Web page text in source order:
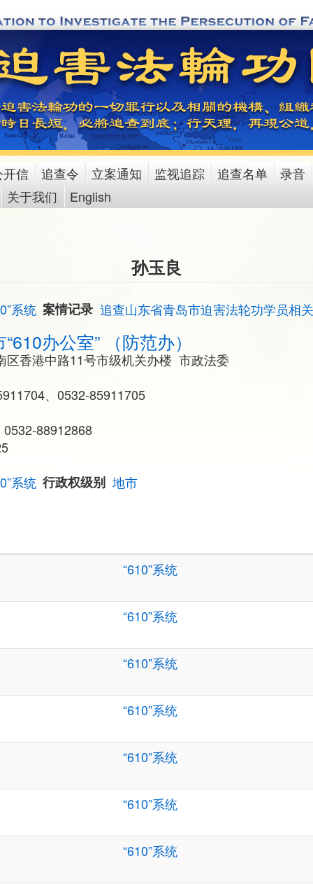
开信 追查令 立案通知 监视追踪 追查名单
录音
关于我们
English
孙玉良
系统 案情记录 追查山东省青岛市迫害法轮功学员相
办公室” （防范办）
区香港中路11号市级机关办楼 市政法委
、0532-85911705
88912868
系统 行政权级别 地市
“610”系统
“610”系统
“610”系统
“610”系统
“610”系统
“610”系统
“610”系统